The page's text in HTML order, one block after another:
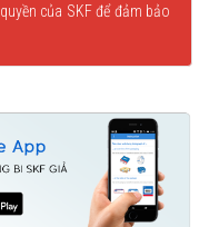
của SKF để đảm bảo